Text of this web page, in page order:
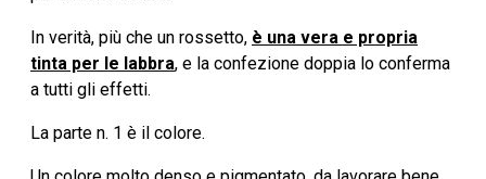
In verità, più che un rossetto, è una vera e propria
tinta per le labbra, e la confezione doppia lo conferma
a tutti gli effetti.
La parte n. 1 è il colore.